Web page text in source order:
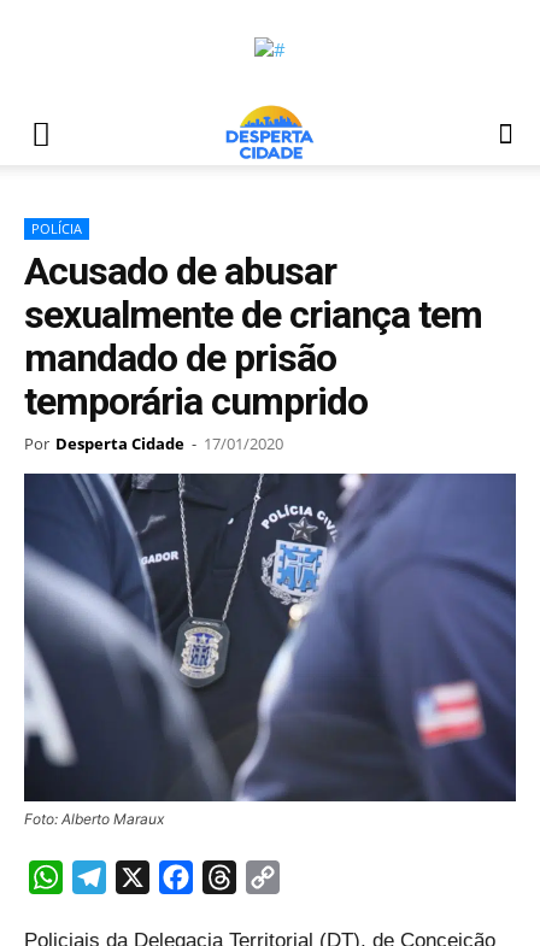
POLÍCIA
Acusado de abusar
sexualmente de criança tem
mandado de prisão
temporária cumprido
Por Desperta Cidade - 17/01/2020
Foto: Alberto Maraux
WhatsAppTelegram FacebookThreads
Policiais da Delegacia Territorial (DT), de Conceição